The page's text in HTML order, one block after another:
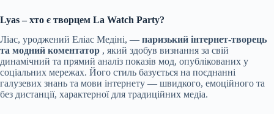
Lyas – хто є творцем La Watch Party?
Ліас, уроджений Еліас Медіні, — паризький інтернет-творець
та модний коментатор , який здобув визнання за свій
динамічний та прямий аналіз показів мод, опублікованих у
соціальних мережах. Його стиль базується на поєднанні
галузевих знань та мови інтернету — швидкого, емоційного та
без дистанції, характерної для традиційних медіа.